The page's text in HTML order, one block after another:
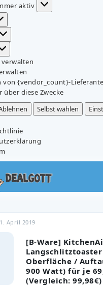
aktiv
von {vendor_count}-
über diese Zwecke
Selbst wählen
[B-Ware]
Langschlitztoaster
Oberfläche /
900 Watt) für je
(Vergleich: 99,98€)
1. April 2019